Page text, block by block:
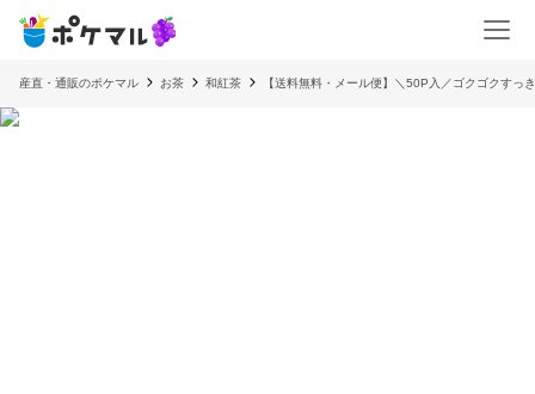
産直・通販のポケマル お茶 和紅茶 【送料無料・メール便】＼50P入／ゴクゴクすっ